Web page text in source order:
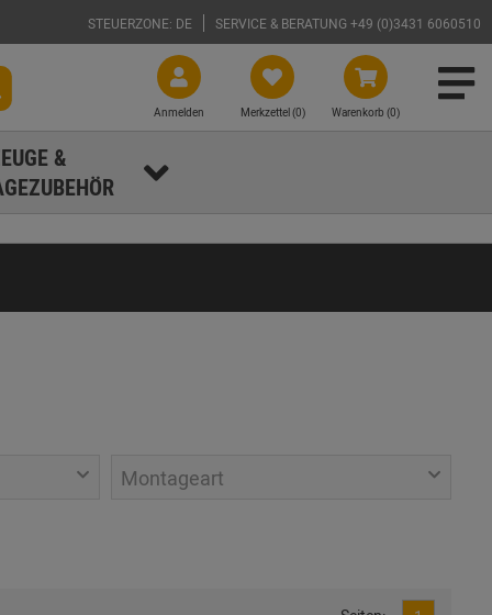
STEUERZONE: DE SERVICE & BERATUNG +49 (0)3431 6060510
Warenkorb (0)
Merkzettel (0)
Anmelden
&
Montageart